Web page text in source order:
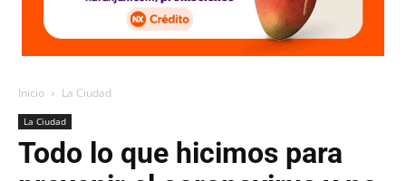
Inicio La Ciudad
La Ciudad
Todo lo que hicimos para